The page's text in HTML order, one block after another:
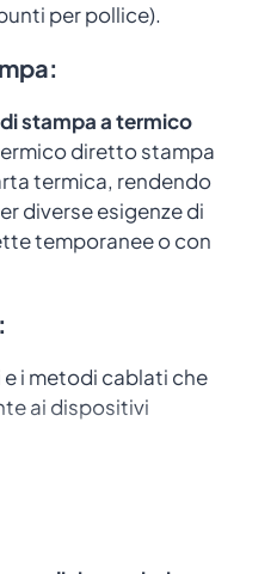
per pollice).
:
stampa atermico
diretto stampa
termica, rendendo
diverse esigenze di
temporanee o con
i metodi cablati che
ai dispositivi
più comune,
e adatta per un